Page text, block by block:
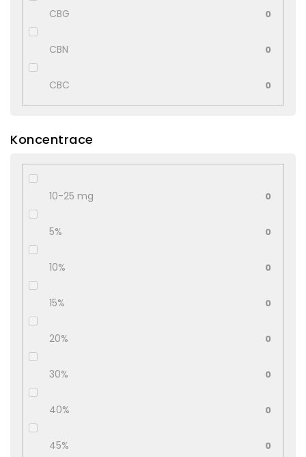
CBG 0
CBN 0
CBC 0
Koncentrace
10-25 mg 0
5% 0
10% 0
15% 0
20% 0
30% 0
40% 0
45% 0